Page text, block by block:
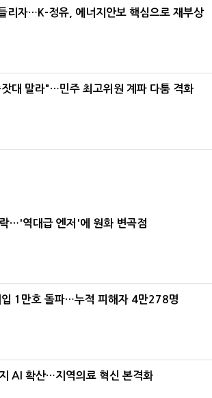
리자…K-정유, 에너지안보 핵심으로 재부상
대 말라"…민주 최고위원 계파 다툼 격화
…'역대급 엔저'에 원화 변곡점
입 1만호 돌파…누적 피해자 4만278명
AI 확산…지역의료 혁신 본격화